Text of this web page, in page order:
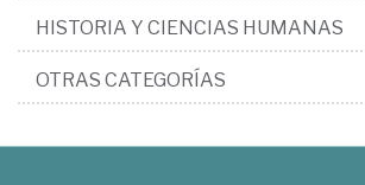
HISTORIA Y CIENCIAS HUMANAS
OTRAS CATEGORÍAS